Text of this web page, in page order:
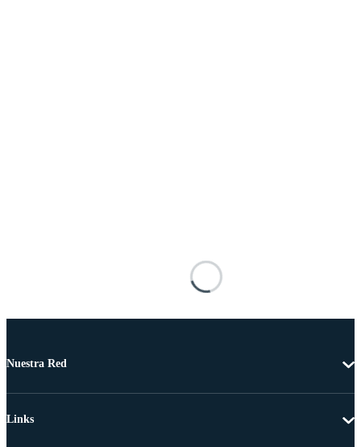
Nuestra Red
Links